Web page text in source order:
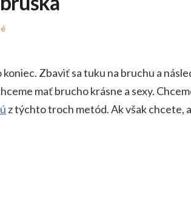
Zbaviť sa tuku na bruchu a
mať brucho krásne a sexy.
z týchto troch metód. Ak však chcete,